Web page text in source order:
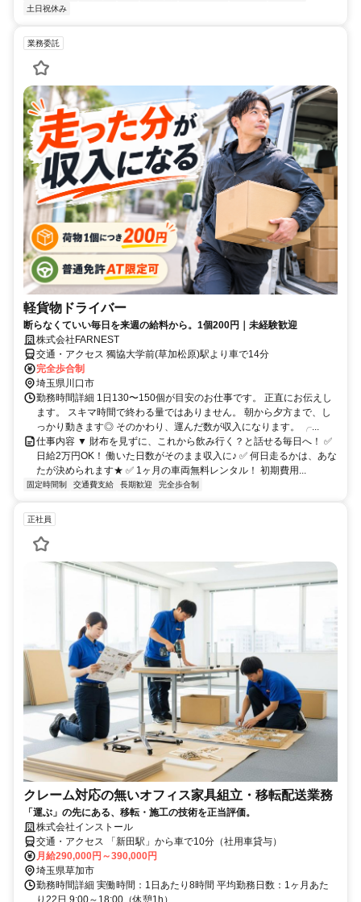
土日祝休み
業務委託
軽貨物ドライバー
断らなくていい毎日を来週の給料から。1個200円｜未経験歓迎
株式会社FARNEST
交通・アクセス 獨協大学前(草加松原)駅より車で14分
完全歩合制
埼玉県川口市
勤務時間詳細 1日130〜150個が目安のお仕事です。 正直にお伝えし
ます。 スキマ時間で終わる量ではありません。 朝から夕方まで、し
っかり動きます◎ そのかわり、運んだ数が収入になります。 ╭...
仕事内容 ▼ 財布を見ずに、これから飲み行く？と話せる毎日へ！ ✅
日給2万円OK！ 働いた日数がそのまま収入に♪ ✅ 何日走るかは、あな
たが決められます★ ✅ 1ヶ月の車両無料レンタル！ 初期費用...
固定時間制 交通費支給 長期歓迎 完全歩合制
正社員
クレーム対応の無いオフィス家具組立・移転配送業務
「運ぶ」の先にある、移転・施工の技術を正当評価。
株式会社インストール
交通・アクセス 「新田駅」から車で10分（社用車貸与）
月給290,000円～390,000円
埼玉県草加市
勤務時間詳細 実働時間：1日あたり8時間 平均勤務日数：1ヶ月あた